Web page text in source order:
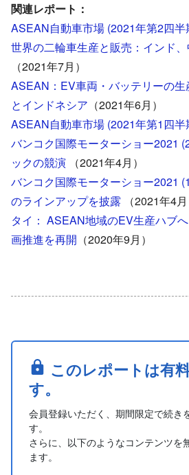
関連レポート：
ASEAN自動車市場 (2021年第2四半
世界の二輪車生産と販売：インド
（2021年7月）
ASEAN：EV車両・バッテリーの生
とインドネシア （2021年6月）
ASEAN自動車市場 (2021年第1四半
バンコク国際モーターショー2021
ックの競演 （2021年4月）
バンコク国際モーターショー2021
のラインアップを披露 （2021年4月
タイ： ASEAN地域のEV生産ハブ
画推進を再開 （2020年9月）
このレポートは有
す。
会員登録いただく、期間限定で続き
す。
さらに、以下のようなコンテンツを
ます。